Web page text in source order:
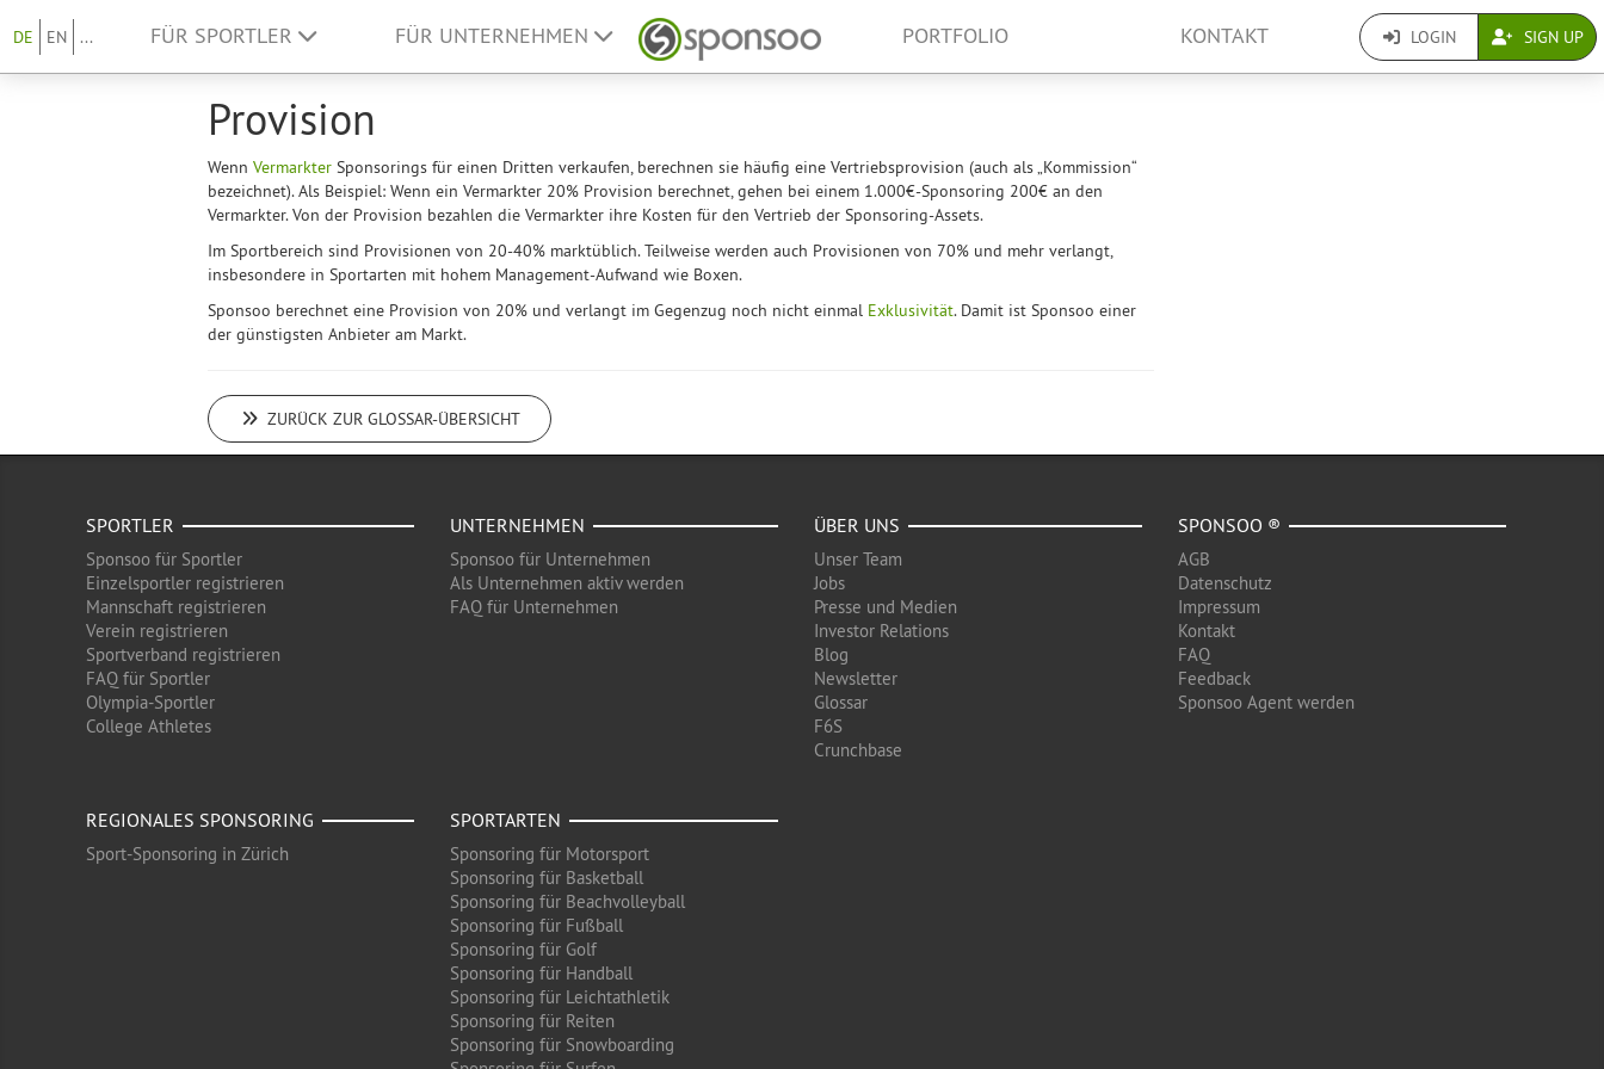
DE EN ... FÜR SPORTLER FÜR UNTERNEHMEN PORTFOLIO KONTAKT LOGIN SIGN UP
Provision
Wenn VermarkterSponsorings für einen Dritten verkaufen, berechnen sie häufig eine Vertriebsprovision (auch als „Kommission“
bezeichnet). Als Beispiel: Wenn ein Vermarkter 20% Provision berechnet, gehen bei einem 1.000€-Sponsoring 200€ an den
Vermarkter. Von der Provision bezahlen die Vermarkter ihre Kosten für den Vertrieb der Sponsoring-Assets.
Im Sportbereich sind Provisionen von 20-40% marktüblich. Teilweise werden auch Provisionen von 70% und mehr verlangt,
insbesondere in Sportarten mit hohem Management-Aufwand wie Boxen.
Sponsoo berechnet eine Provision von 20% und verlangt im Gegenzug noch nicht einmal Exklusivität. Damit ist Sponsoo einer
der günstigsten Anbieter am Markt.
ZURÜCK ZUR GLOSSAR-ÜBERSICHT
SPORTLER
Sponsoo für Sportler
Einzelsportler registrieren
Mannschaft registrieren
Verein registrieren
Sportverband registrieren
FAQ für Sportler
Olympia-Sportler
College Athletes
UNTERNEHMEN
Sponsoo für Unternehmen
Als Unternehmen aktiv werden
FAQ für Unternehmen
ÜBER UNS
Unser Team
Jobs
Presse und Medien
Investor Relations
Blog
Newsletter
Glossar
F6S
Crunchbase
SPONSOO ®
AGB
Datenschutz
Impressum
Kontakt
FAQ
Feedback
Sponsoo Agent werden
REGIONALES SPONSORING
Sport-Sponsoring in Zürich
SPORTARTEN
Sponsoring für Motorsport
Sponsoring für Basketball
Sponsoring für Beachvolleyball
Sponsoring für Fußball
Sponsoring für Golf
Sponsoring für Handball
Sponsoring für Leichtathletik
Sponsoring für Reiten
Sponsoring für Snowboarding